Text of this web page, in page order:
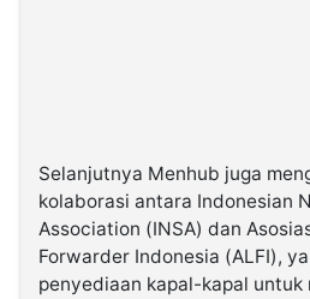
Selanjutnya Menhub juga
kolaborasi antara Indonesian
Association (INSA) dan
Forwarder Indonesia (ALFI),
penyediaan kapal-kapal